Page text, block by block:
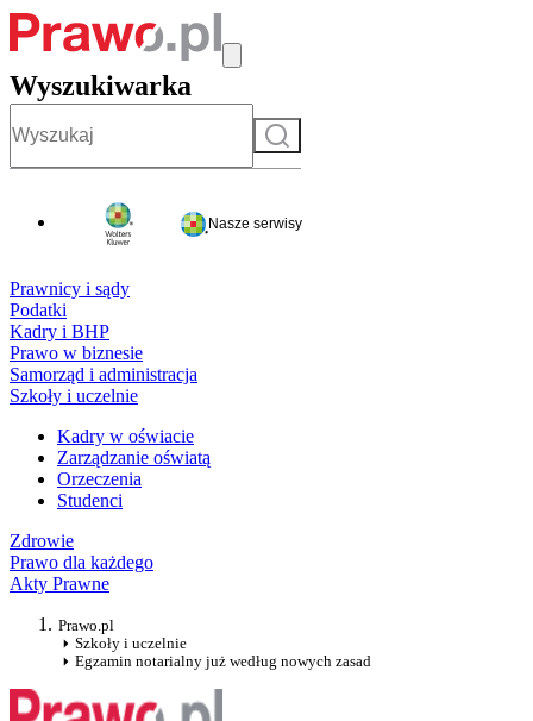
Wyszukiwarka
Szukaj
Nasze serwisy
Prawnicy i sądy
Podatki
Kadry i BHP
Prawo w biznesie
Samorząd i administracja
Szkoły i uczelnie
Kadry w oświacie
Zarządzanie oświatą
Orzeczenia
Studenci
Zdrowie
Prawo dla każdego
Akty Prawne
Prawo.pl
Szkoły i uczelnie
Egzamin notarialny już według nowych zasad